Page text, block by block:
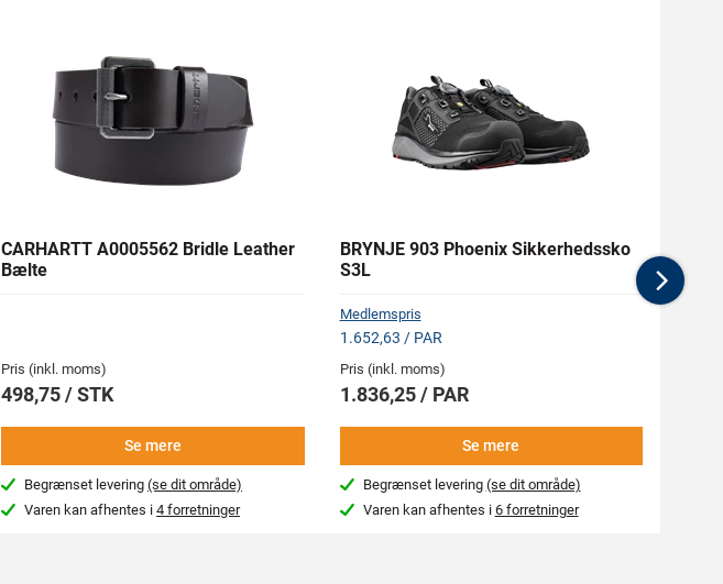
CARHARTT A0005562 Bridle Leather
Bælte
Pris (inkl. moms)
498,75 / STK
Se mere
Begrænset levering(se dit område)
Varen kan afhentes i4 forretninger
BRYNJE 903 Phoenix Sikkerhedssko
S3L
Medlemspris
1.652,63 / PAR
Pris (inkl. moms)
1.836,25 / PAR
Se mere
Begrænset levering (se dit område)
Varen kan afhentes i 6 forretninger